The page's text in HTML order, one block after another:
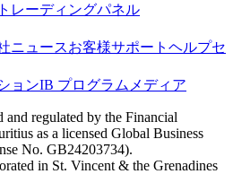
トレーディングパネル
ニュースお客様サポート ヘルプセ
ョンIB プログラム メディア
regulated by the Financial
as a licensed Global Business
No. GB24203734).
in St. Vincent & the Grenadines